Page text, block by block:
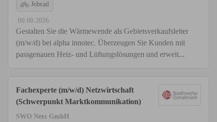
Jobrad
09.08.2026
Gestalten Sie die Wärmewende als Gebietsverkaufsleiter
(m/w/d) bei alpha innotec. Überzeugen Sie Kunden mit
passgenauen Heiz- und Lüftungslösungen und erweit...
Fachexperte (m/w/d) Netzwirtschaft
(Schwerpunkt Marktkommunikation)
SWO Netz GmbH